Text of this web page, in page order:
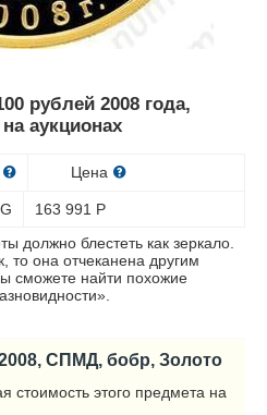
рублей 2008 года,
аукционах
Цена
G 163 991 Р
должно блестеть как зеркало.
то она отчеканена другим
сможете найти похожие
СПМД, бобр, Золото
стоимость этого предмета на